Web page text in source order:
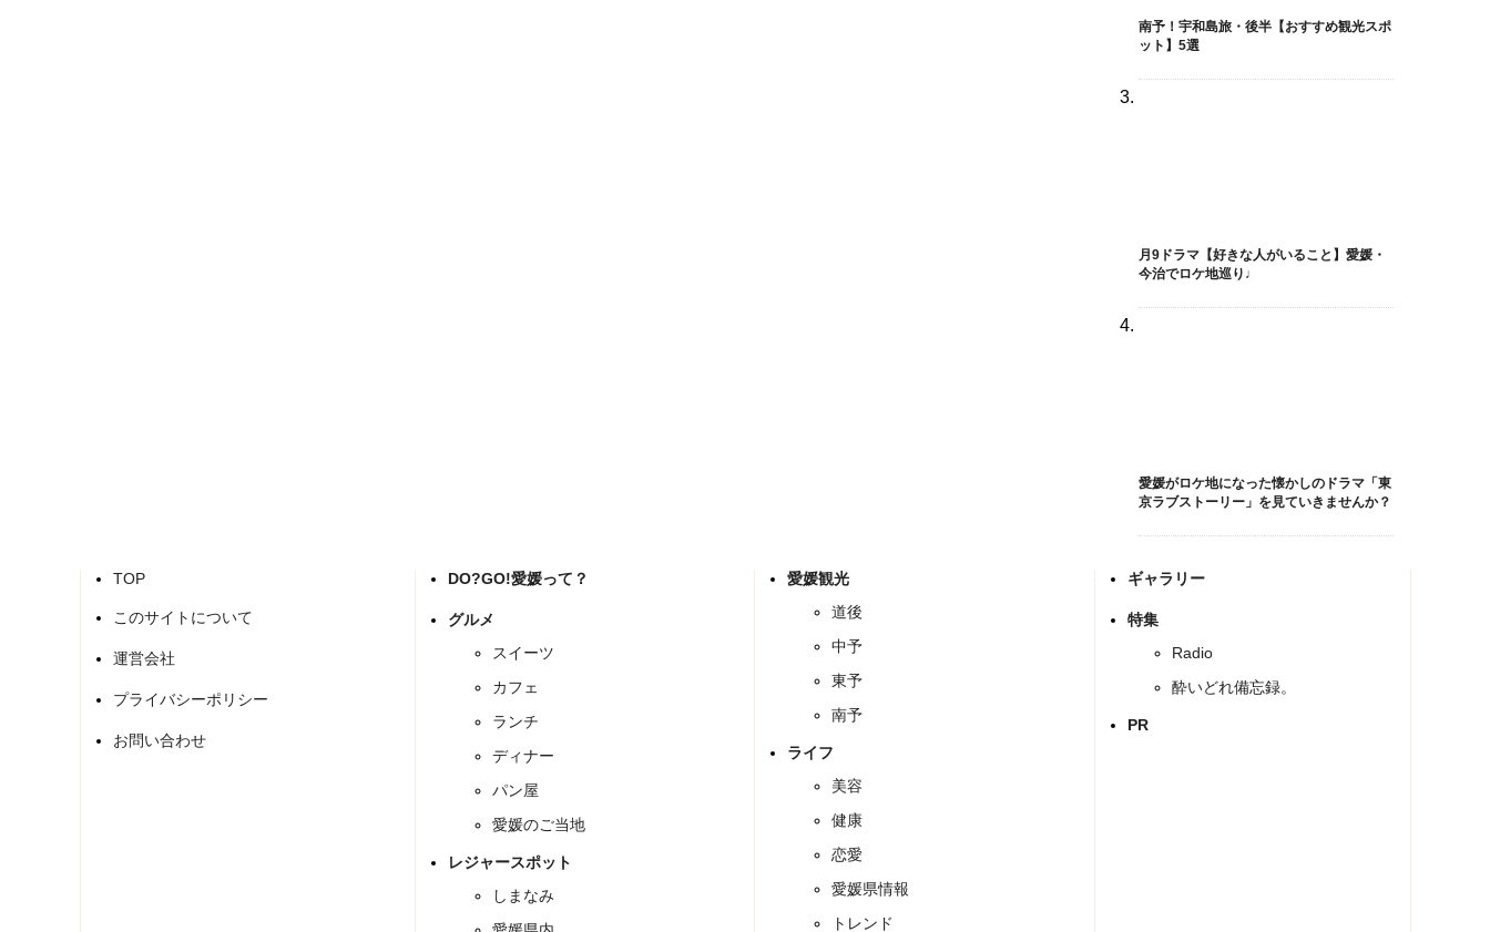
南予！宇和島旅・後半【おすすめ観光スポ
ット】5選
月9ドラマ【好きな人がいること】愛媛・
今治でロケ地巡り♩
愛媛がロケ地になった懐かしのドラマ「東
京ラブストーリー」を見ていきませんか？
TOP
このサイトについて
運営会社
プライバシーポリシー
お問い合わせ
DO?GO!愛媛って？
グルメ
スイーツ
カフェ
ランチ
ディナー
パン屋
愛媛のご当地
レジャースポット
しまなみ
愛媛観光
道後
中予
東予
南予
ライフ
美容
健康
恋愛
愛媛県情報
トレンド
ギャラリー
特集
Radio
酔いどれ備忘録。
PR